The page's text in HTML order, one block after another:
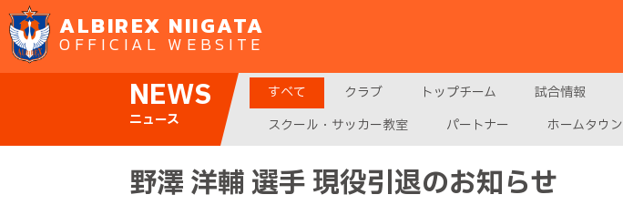
ALBIREX NIIGATA
OFFICIAL WEBSITE
NEWS
ニュース
すべて クラブ トップチーム 試合情報
スクール・サッカー教室
パートナー ホームタウン
野澤 洋輔 選手 現役引退のお知らせ